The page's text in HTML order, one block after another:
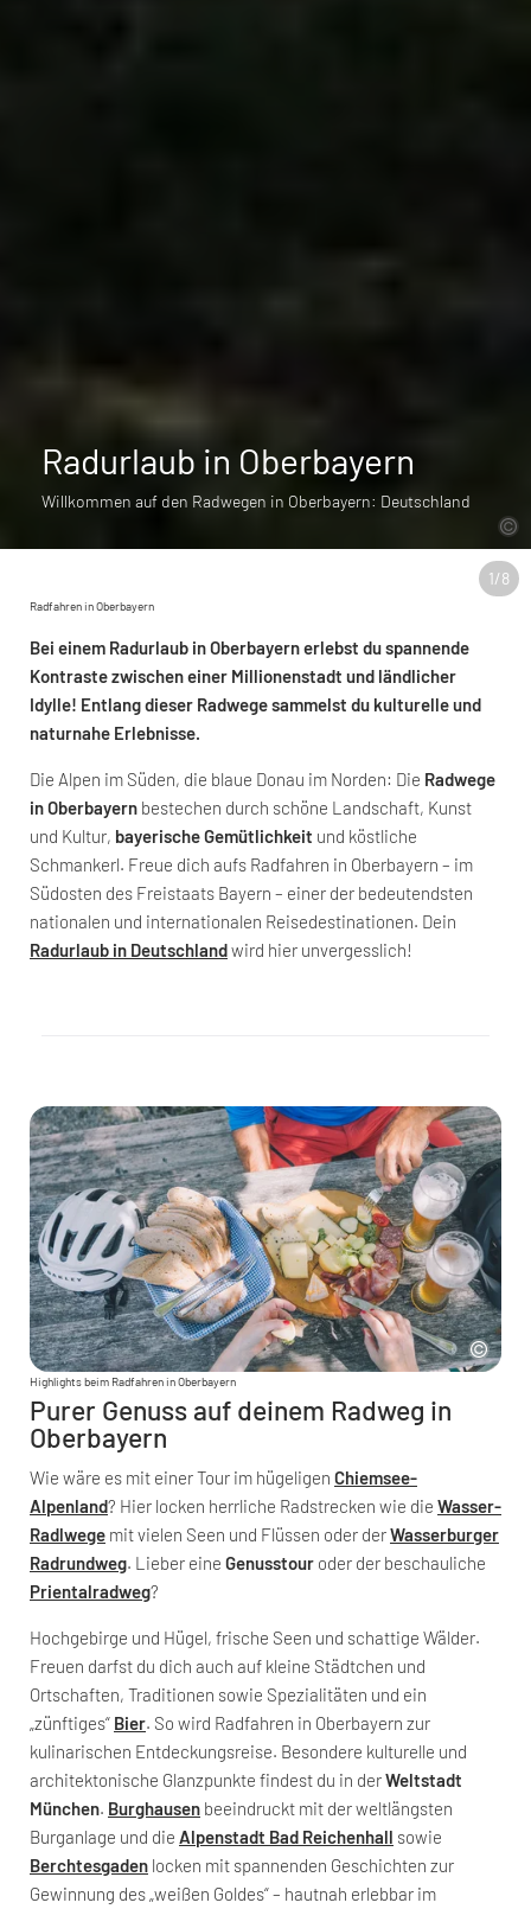
1/8
Radurlaub in Oberbayern
Willkommen auf den Radwegen in Oberbayern: Deutschland
Radfahren in Oberbayern
Bei einem Radurlaub in Oberbayern erlebst du spannende
Kontraste zwischen einer Millionenstadt und ländlicher
Idylle! Entlang dieser Radwege sammelst du kulturelle und
naturnahe Erlebnisse.
Die Alpen im Süden, die blaue Donau im Norden: Die Radwege
in Oberbayern bestechen durch schöne Landschaft, Kunst
und Kultur, bayerische Gemütlichkeit und köstliche
Schmankerl. Freue dich aufs Radfahren in Oberbayern – im
Südosten des Freistaats Bayern – einer der bedeutendsten
nationalen und internationalen Reisedestinationen. Dein
Radurlaub in Deutschlandwird hier unvergesslich!
Highlights beim Radfahren in Oberbayern
Purer Genuss auf deinem Radweg in
Oberbayern
Wie wäre es mit einer Tour im hügeligen Chiemsee-
Alpenland? Hier locken herrliche Radstrecken wie die Wasser-
Radlwege mit vielen Seen und Flüssen oder derWasserburger
Radrundweg. Lieber eine Genusstour oder der beschauliche
Prientalradweg?
Hochgebirge und Hügel, frische Seen und schattige Wälder.
Freuen darfst du dich auch auf kleine Städtchen und
Ortschaften, Traditionen sowie Spezialitäten und ein
„zünftiges“ Bier. So wird Radfahren in Oberbayern zur
kulinarischen Entdeckungsreise. Besondere kulturelle und
architektonische Glanzpunkte findest du in derWeltstadt
München. Burghausen beeindruckt mit der weltlängsten
Burganlage und die Alpenstadt Bad Reichenhall sowie
Berchtesgaden locken mit spannenden Geschichten zur
Gewinnung des „weißen Goldes“ – hautnah erlebbar im